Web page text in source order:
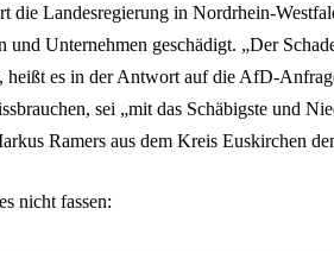
Landesregierung in Nordrhein-
Unternehmen geschädigt. „Der
heißt es in der Antwort auf die AfD-
sei „mit das Schäbigste und
Ramers aus dem Kreis Euskirchen
nicht fassen: